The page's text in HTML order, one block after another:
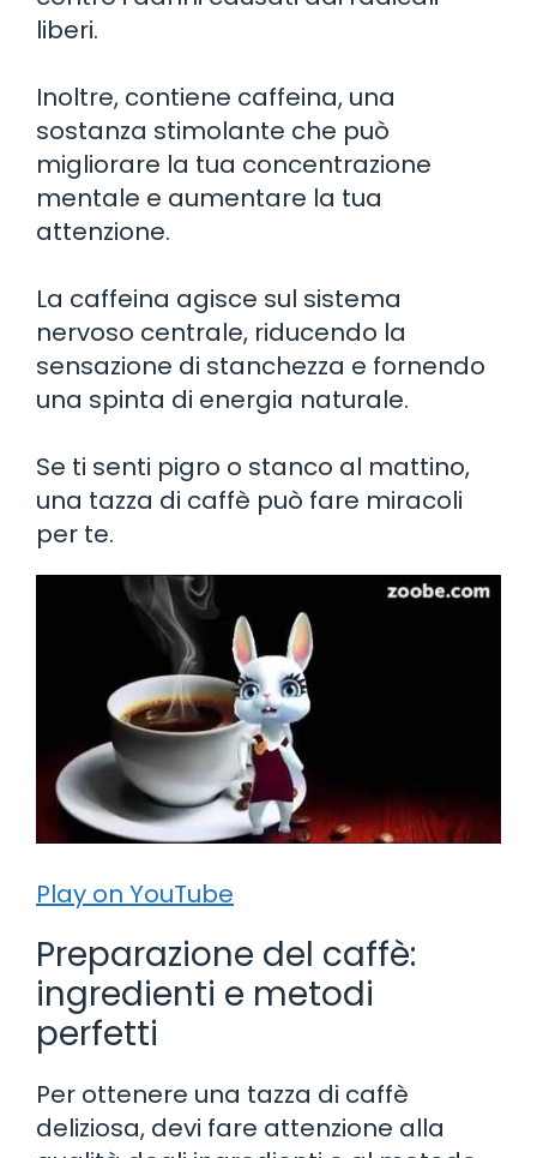
liberi.
Inoltre, contiene caffeina, una
sostanza stimolante che può
migliorare la tua concentrazione
mentale e aumentare la tua
attenzione.
La caffeina agisce sul sistema
nervoso centrale, riducendo la
sensazione di stanchezza e fornendo
una spinta di energia naturale.
Se ti senti pigro o stanco al mattino,
una tazza di caffè può fare miracoli
per te.
Play on YouTube
Preparazione del caffè:
ingredienti e metodi
perfetti
Per ottenere una tazza di caffè
deliziosa, devi fare attenzione alla